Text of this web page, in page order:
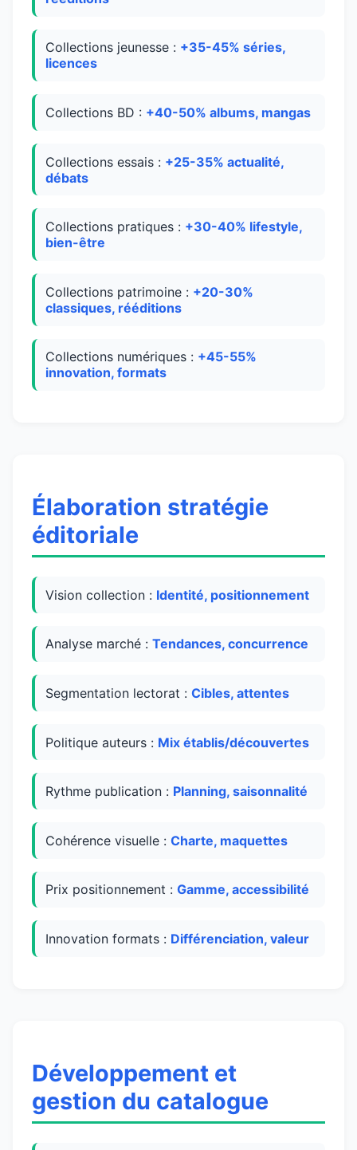
Collections jeunesse : +35-45% séries,
licences
Collections BD : +40-50% albums, mangas
Collections essais : +25-35% actualité,
débats
Collections pratiques : +30-40% lifestyle,
bien-être
Collections patrimoine : +20-30%
classiques, rééditions
Collections numériques : +45-55%
innovation, formats
Élaboration stratégie
éditoriale
Vision collection : Identité, positionnement
Analyse marché : Tendances, concurrence
Segmentation lectorat : Cibles, attentes
Politique auteurs : Mix établis/découvertes
Rythme publication : Planning, saisonnalité
Cohérence visuelle : Charte, maquettes
Prix positionnement : Gamme, accessibilité
Innovation formats : Différenciation, valeur
Développement et
gestion du catalogue